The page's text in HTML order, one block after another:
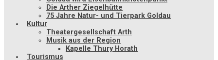
Die Arther Ziegelhütte
75 Jahre Natur- und Tierpark Goldau
Kultur
Theatergesellschaft Arth
Musik aus der Region
Kapelle Thury Horath
Tourismus